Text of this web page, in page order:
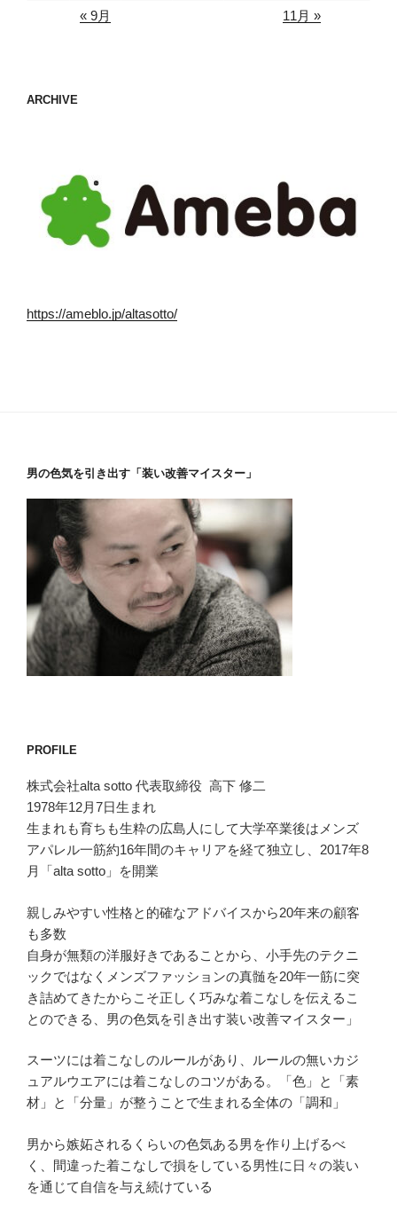
« 9月
11月 »
ARCHIVE
https://ameblo.jp/altasotto/
男の色気を引き出す「装い改善マイスター」
PROFILE
株式会社alta sotto 代表取締役 高下 修二
1978年12月7日生まれ
生まれも育ちも生粋の広島人にして大学卒業後はメンズ
アパレル一筋約16年間のキャリアを経て独立し、2017年8
月「alta sotto」を開業
親しみやすい性格と的確なアドバイスから20年来の顧客
も多数
自身が無類の洋服好きであることから、小手先のテクニ
ックではなくメンズファッションの真髄を20年一筋に突
き詰めてきたからこそ正しく巧みな着こなしを伝えるこ
とのできる、男の色気を引き出す装い改善マイスター」
スーツには着こなしのルールがあり、ルールの無いカジ
ュアルウエアには着こなしのコツがある。「色」と「素
材」と「分量」が整うことで生まれる全体の「調和」
男から嫉妬されるくらいの色気ある男を作り上げるべ
く、間違った着こなしで損をしている男性に日々の装い
を通じて自信を与え続けている